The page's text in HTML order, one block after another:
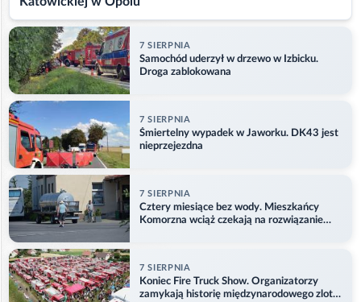
7 SIERPNIA
Samochód uderzył w drzewo w Izbicku.
Droga zablokowana
7 SIERPNIA
Śmiertelny wypadek w Jaworku. DK43 jest
nieprzejezdna
7 SIERPNIA
Cztery miesiące bez wody. Mieszkańcy
Komorzna wciąż czekają na rozwiązanie
7 SIERPNIA
Koniec Fire Truck Show. Organizatorzy
zamykają historię międzynarodowego zlotu